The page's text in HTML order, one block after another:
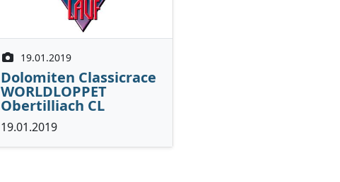
19.01.2019
Dolomiten Classicrace
WORLDLOPPET
Obertilliach CL
19.01.2019